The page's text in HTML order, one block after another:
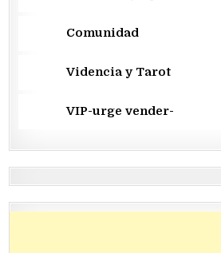
Comunidad
Videncia y Tarot
VIP-urge vender-